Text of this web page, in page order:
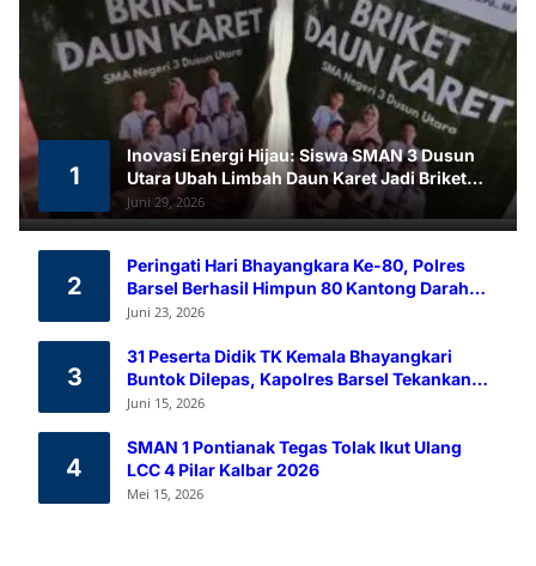
1
Inovasi Energi Hijau: Siswa SMAN 3 Dusun
Utara Ubah Limbah Daun Karet Jadi Briket
Ramah Lingkungan
Juni 29, 2026
2
Peringati Hari Bhayangkara Ke-80, Polres
Barsel Berhasil Himpun 80 Kantong Darah
Melalui Aksi Donor Darah
Juni 23, 2026
3
31 Peserta Didik TK Kemala Bhayangkari
Buntok Dilepas, Kapolres Barsel Tekankan
Pendidikan Karakter
Juni 15, 2026
4
SMAN 1 Pontianak Tegas Tolak Ikut Ulang
LCC 4 Pilar Kalbar 2026
Mei 15, 2026